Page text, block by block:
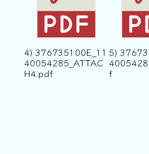
4) 376735100E_11
40054285_ATTAC
H4.pdf
5)
f